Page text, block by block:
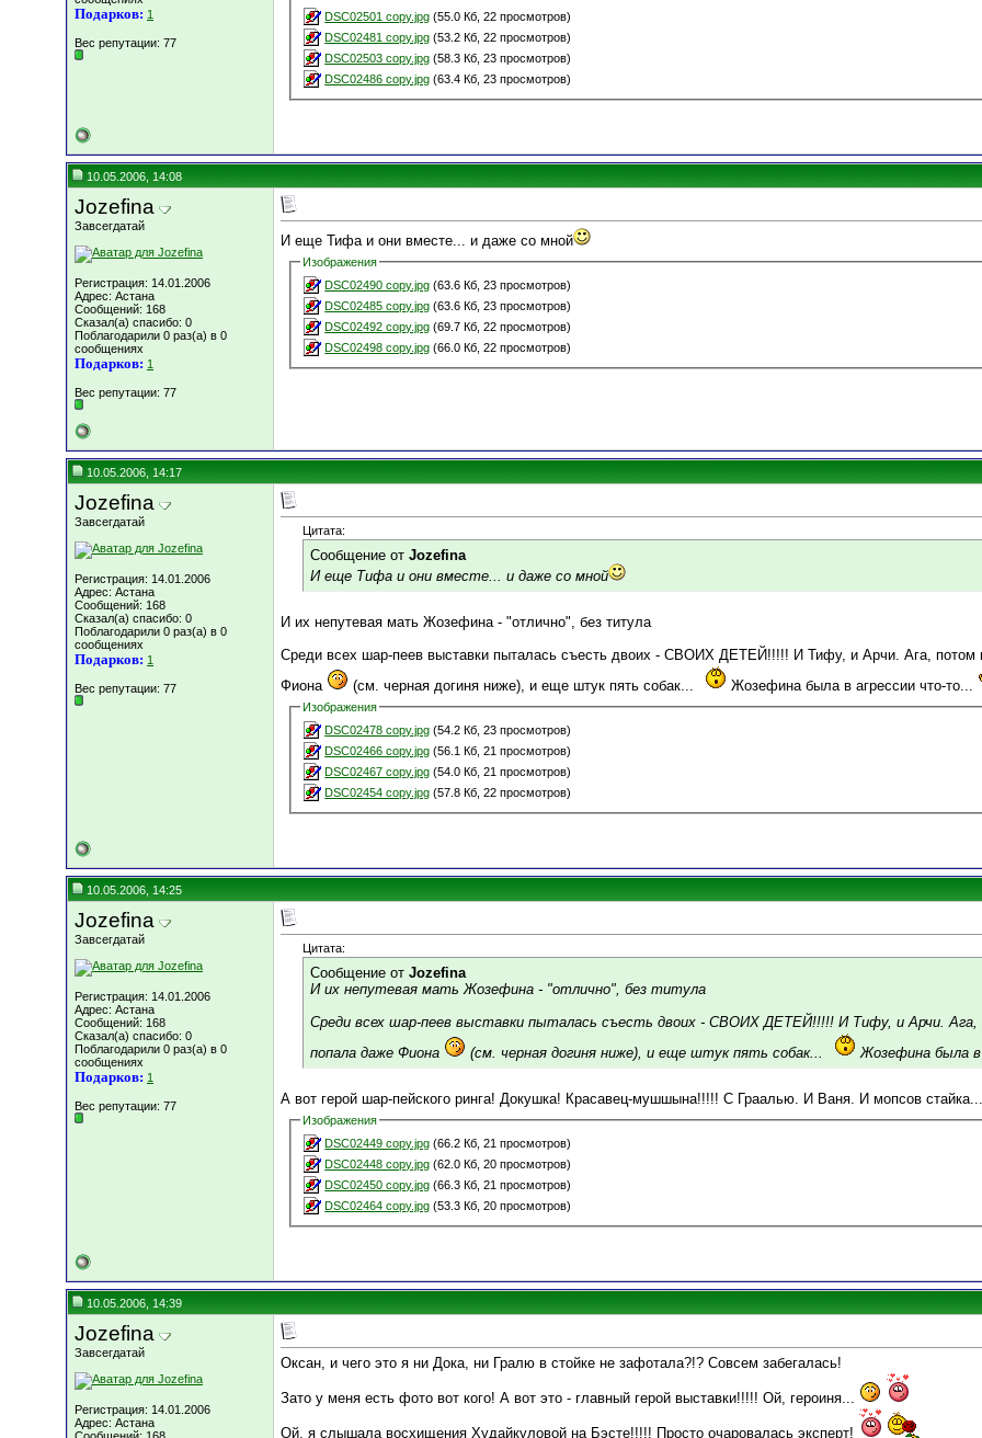
Подарков: 1
Вес репутации: 77
DSC02501 copy.jpg (55.0 Кб, 22 просмотров)
DSC02481 copy.jpg (53.2 Кб, 22 просмотров)
DSC02503 copy.jpg (58.3 Кб, 23 просмотров)
DSC02486 copy.jpg (63.4 Кб, 23 просмотров)
10.05.2006, 14:08
Jozefina
Завсегдатай
Регистрация: 14.01.2006
Адрес: Астана
Сообщений: 168
Сказал(а) спасибо: 0
Поблагодарили 0 раз(а) в 0
сообщениях
Подарков: 1
Вес репутации: 77
И еще Тифа и они вместе... и даже со мной
Изображения
DSC02490 copy.jpg (63.6 Кб, 23 просмотров)
DSC02485 copy.jpg (63.6 Кб, 23 просмотров)
DSC02492 copy.jpg (69.7 Кб, 22 просмотров)
DSC02498 copy.jpg (66.0 Кб, 22 просмотров)
10.05.2006, 14:17
Jozefina
Завсегдатай
Регистрация: 14.01.2006
Адрес: Астана
Сообщений: 168
Сказал(а) спасибо: 0
Поблагодарили 0 раз(а) в 0
сообщениях
Подарков: 1
Вес репутации: 77
Цитата:
Сообщение от Jozefina
И еще Тифа и они вместе... и даже со мной
И их непутевая мать Жозефина - "отлично", без титула
Среди всех шар-пеев выставки пыталась съесть двоих - СВОИХ ДЕТЕЙ!!!!! И Тифу, и Арчи. Ага, потом
Фиона
(см. черная догиня ниже), и еще штук пять собак... Жозефина была в агрессии что-то...
Изображения
DSC02478 copy.jpg (54.2 Кб, 23 просмотров)
DSC02466 copy.jpg (56.1 Кб, 21 просмотров)
DSC02467 copy.jpg (54.0 Кб, 21 просмотров)
DSC02454 copy.jpg (57.8 Кб, 22 просмотров)
10.05.2006, 14:25
Jozefina
Завсегдатай
Регистрация: 14.01.2006
Адрес: Астана
Сообщений: 168
Сказал(а) спасибо: 0
Поблагодарили 0 раз(а) в 0
сообщениях
Подарков: 1
Вес репутации: 77
Цитата:
Сообщение от Jozefina
И их непутевая мать Жозефина - "отлично", без титула
Среди всех шар-пеев выставки пыталась съесть двоих - СВОИХ ДЕТЕЙ!!!!! И Тифу, и Арчи. Ага,
попала даже Фиона
(см. черная догиня ниже), и еще штук пять собак... Жозефина была
А вот герой шар-пейского ринга! Докушка! Красавец-мушшына!!!!! С Граалью. И Ваня. И мопсов стайка...
Изображения
DSC02449 copy.jpg (66.2 Кб, 21 просмотров)
DSC02448 copy.jpg (62.0 Кб, 20 просмотров)
DSC02450 copy.jpg (66.3 Кб, 21 просмотров)
DSC02464 copy.jpg (53.3 Кб, 20 просмотров)
10.05.2006, 14:39
Jozefina
Завсегдатай
Регистрация: 14.01.2006
Адрес: Астана
Оксан, и чего это я ни Дока, ни Гралю в стойке не зафотала?!? Совсем забегалась!
Зато у меня есть фото вот кого! А вот это - главный герой выставки!!!!! Ой, героиня...
Ой, я слышала восхищения Худайкуловой на Бэсте!!!!! Просто очаровалась эксперт!